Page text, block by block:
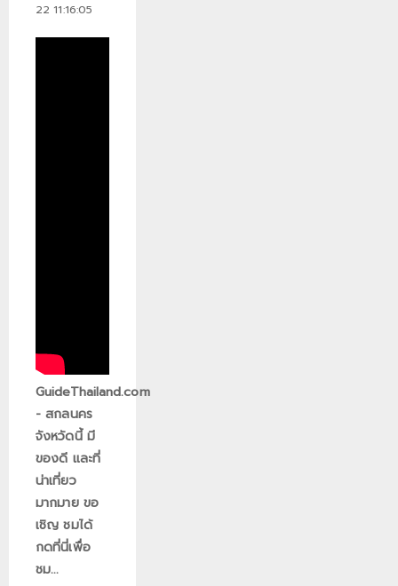
22 11:16:05
GuideThailand.com
- สกลนคร
จังหวัดนี้ มี
ของดี และที่
น่าเที่ยว
มากมาย ขอ
เชิญ ชมได้
กดที่นี่เพื่อ
ชม...